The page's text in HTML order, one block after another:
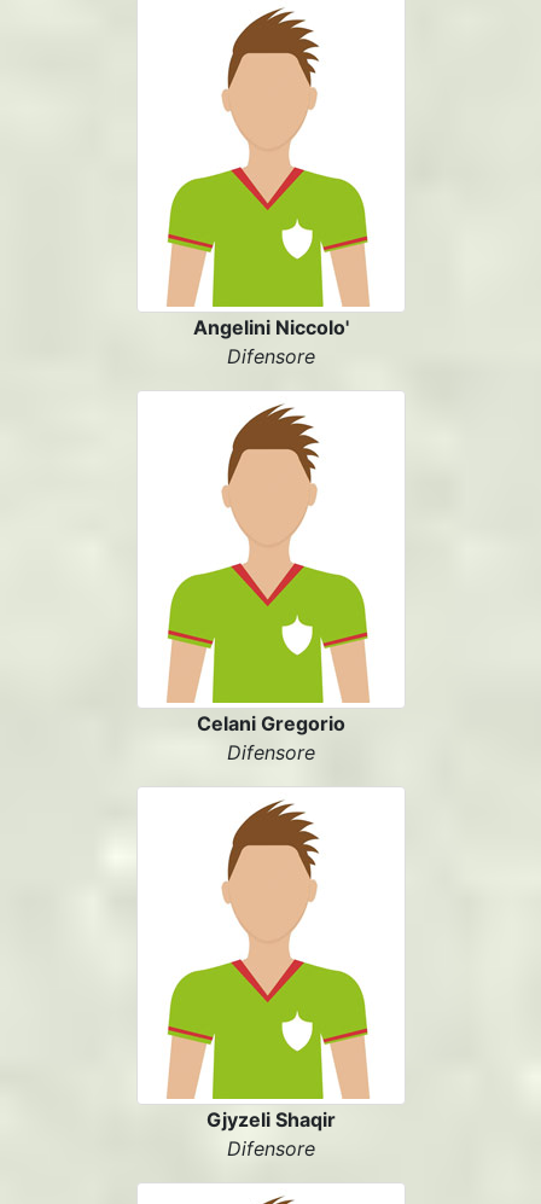
Angelini Niccolo'
Difensore
Celani Gregorio
Difensore
Gjyzeli Shaqir
Difensore